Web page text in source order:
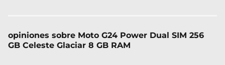
opiniones sobre Moto G24 Power Dual SIM 256
GB Celeste Glaciar 8 GB RAM